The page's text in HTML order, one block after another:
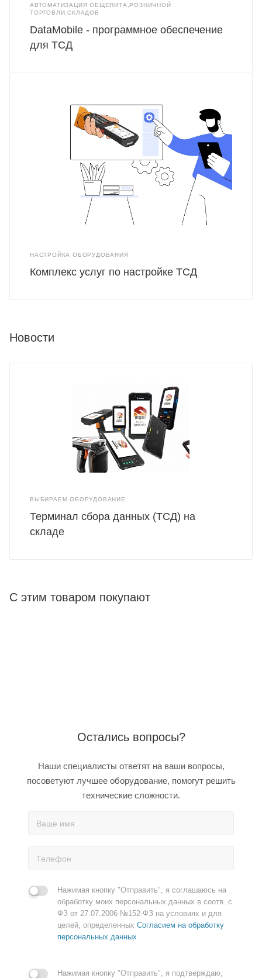
АВТОМАТИЗАЦИЯ ОБЩЕПИТА,РОЗНИЧНОЙ
ТОРГОВЛИ,СКЛАДОВ
DataMobile - программное обеспечение
для ТСД
НАСТРОЙКА ОБОРУДОВАНИЯ
Комплекс услуг по настройке ТСД
Новости
ВЫБИРАЕМ ОБОРУДОВАНИЕ
Терминал сбора данных (ТСД) на
складе
С этим товаром покупают
Остались вопросы?
Наши специалисты ответят на ваши вопросы,
посоветуют лучшее оборудование, помогут решить
технические сложности.
Нажимая кнопку "Отправить", я соглашаюсь на
обработку моих персональных данных в соотв. с
ФЗ от 27.07.2006 №152-ФЗ на условиях и для
целей, определенных Согласием на обработку
персональных данных
Нажимая кнопку "Отправить", я подтверждаю,